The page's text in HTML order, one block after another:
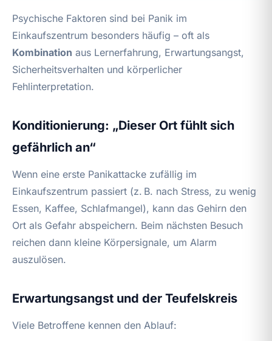
Psychische Faktoren sind bei Panik im
Einkaufszentrum besonders häufig – oft als
Kombination aus Lernerfahrung, Erwartungsangst,
Sicherheitsverhalten und körperlicher
Fehlinterpretation.
Konditionierung: „Dieser Ort fühlt sich
gefährlich an“
Wenn eine erste Panikattacke zufällig im
Einkaufszentrum passiert (z. B. nach Stress, zu wenig
Essen, Kaffee, Schlafmangel), kann das Gehirn den
Ort als Gefahr abspeichern. Beim nächsten Besuch
reichen dann kleine Körpersignale, um Alarm
auszulösen.
Erwartungsangst und der Teufelskreis
Viele Betroffene kennen den Ablauf: